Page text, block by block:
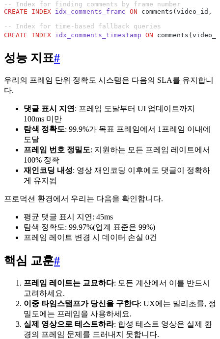
-- Index for finding comments by frame number
CREATE INDEX idx_comments_frame ON comments(video_id,
-- Index for time-based fallback queries
CREATE INDEX idx_comments_timestamp ON
성능 지표#
우리의 프레임 단위 정확도 시스템은 다음의 SLA를 유지합니
다.
댓글 표시 지연 : 프레임 도달부터 UI 업데이트까지
100ms 미만
탐색 정확도: 99.9%가 목표 프레임에서 1프레임 이내에
도달
프레임 번호 정밀도: 지원하는 모든 프레임 레이트에서
100% 정확
재인코딩 내성: 영상 재인코딩 이후에도 댓글이 정확하
게 유지됨
프로덕션 환경에서 우리는 다음을 확인합니다.
평균 댓글 표시 지연: 45ms
탐색 정확도: 99.97%(업계 표준은 99%)
프레임 레이트 변경 시 데이터 손실 0건
핵심 교훈#
프레임 레이트는 교묘하다: 모든 계산에서 이를 반드시
고려하세요.
이중 타임스탬프가 당신을 구한다: UX에는 밀리초를, 정
밀도에는 프레임을 사용하세요.
실제 영상으로 테스트하라: 합성 테스트 영상은 실제 환
경의 프레임 문제를 드러내지 못합니다.